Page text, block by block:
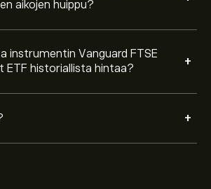
aikojen huippu?
instrumentin Vanguard FTSE
ETF historiallista hintaa?
+
+